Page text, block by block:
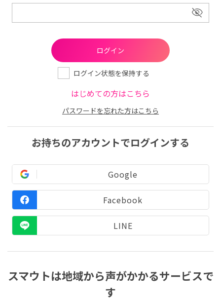
ログイン状態を保持する
はじめての方はこちら
パスワードを忘れた方はこちら
お持ちのアカウントでログインする
Google
Facebook
LINE
スマウトは地域から声がかかるサービスで
す